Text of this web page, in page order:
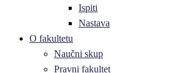
Ispiti
Nastava
O fakultetu
Naučni skup
Pravni fakultet